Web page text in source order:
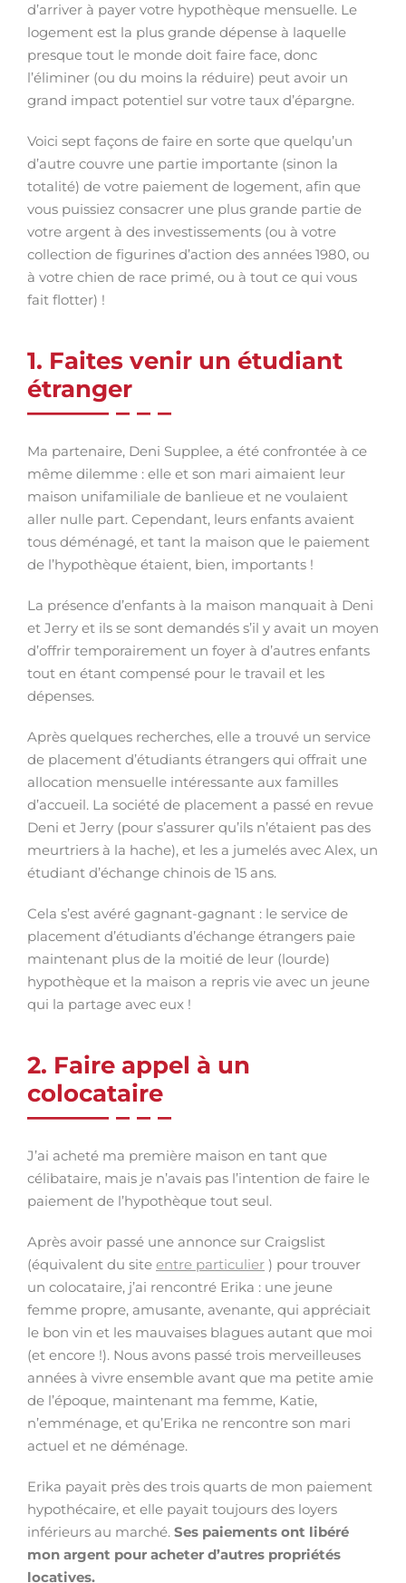
d’arriver à payer votre hypothèque mensuelle. Le
logement est la plus grande dépense à laquelle
presque tout le monde doit faire face, donc
l’éliminer (ou du moins la réduire) peut avoir un
grand impact potentiel sur votre taux d’épargne.
Voici sept façons de faire en sorte que quelqu’un
d’autre couvre une partie importante (sinon la
totalité) de votre paiement de logement, afin que
vous puissiez consacrer une plus grande partie de
votre argent à des investissements (ou à votre
collection de figurines d’action des années 1980, ou
à votre chien de race primé, ou à tout ce qui vous
fait flotter) !
1. Faites venir un étudiant
étranger
Ma partenaire, Deni Supplee, a été confrontée à ce
même dilemme : elle et son mari aimaient leur
maison unifamiliale de banlieue et ne voulaient
aller nulle part. Cependant, leurs enfants avaient
tous déménagé, et tant la maison que le paiement
de l’hypothèque étaient, bien, importants !
La présence d’enfants à la maison manquait à Deni
et Jerry et ils se sont demandés s’il y avait un moyen
d’offrir temporairement un foyer à d’autres enfants
tout en étant compensé pour le travail et les
dépenses.
Après quelques recherches, elle a trouvé un service
de placement d’étudiants étrangers qui offrait une
allocation mensuelle intéressante aux familles
d’accueil. La société de placement a passé en revue
Deni et Jerry (pour s’assurer qu’ils n’étaient pas des
meurtriers à la hache), et les a jumelés avec Alex, un
étudiant d’échange chinois de 15 ans.
Cela s’est avéré gagnant-gagnant : le service de
placement d’étudiants d’échange étrangers paie
maintenant plus de la moitié de leur (lourde)
hypothèque et la maison a repris vie avec un jeune
qui la partage avec eux !
2. Faire appel à un
colocataire
J’ai acheté ma première maison en tant que
célibataire, mais je n’avais pas l’intention de faire le
paiement de l’hypothèque tout seul.
Après avoir passé une annonce sur Craigslist
(équivalent du site entre particulier ) pour trouver
un colocataire, j’ai rencontré Erika : une jeune
femme propre, amusante, avenante, qui appréciait
le bon vin et les mauvaises blagues autant que moi
(et encore !). Nous avons passé trois merveilleuses
années à vivre ensemble avant que ma petite amie
de l’époque, maintenant ma femme, Katie,
n’emménage, et qu’Erika ne rencontre son mari
actuel et ne déménage.
Erika payait près des trois quarts de mon paiement
hypothécaire, et elle payait toujours des loyers
inférieurs au marché. Ses paiements ont libéré
mon argent pour acheter d’autres propriétés
locatives.